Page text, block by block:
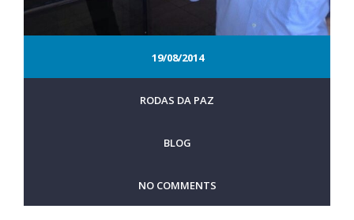
19/08/2014
RODAS DA PAZ
BLOG
NO COMMENTS